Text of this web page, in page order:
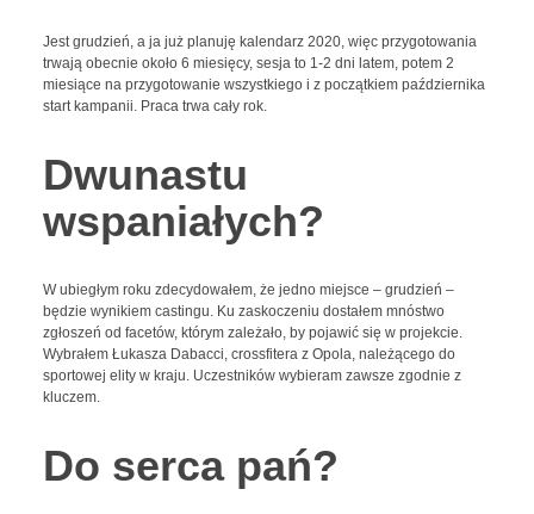
Jest grudzień, a ja już planuję kalendarz 2020, więc przygotowania
trwają obecnie około 6 miesięcy, sesja to 1-2 dni latem, potem 2
miesiące na przygotowanie wszystkiego i z początkiem października
start kampanii. Praca trwa cały rok.
Dwunastu
wspaniałych?
W ubiegłym roku zdecydowałem, że jedno miejsce – grudzień –
będzie wynikiem castingu. Ku zaskoczeniu dostałem mnóstwo
zgłoszeń od facetów, którym zależało, by pojawić się w projekcie.
Wybrałem Łukasza Dabacci, crossfitera z Opola, należącego do
sportowej elity w kraju. Uczestników wybieram zawsze zgodnie z
kluczem.
Do serca pań?